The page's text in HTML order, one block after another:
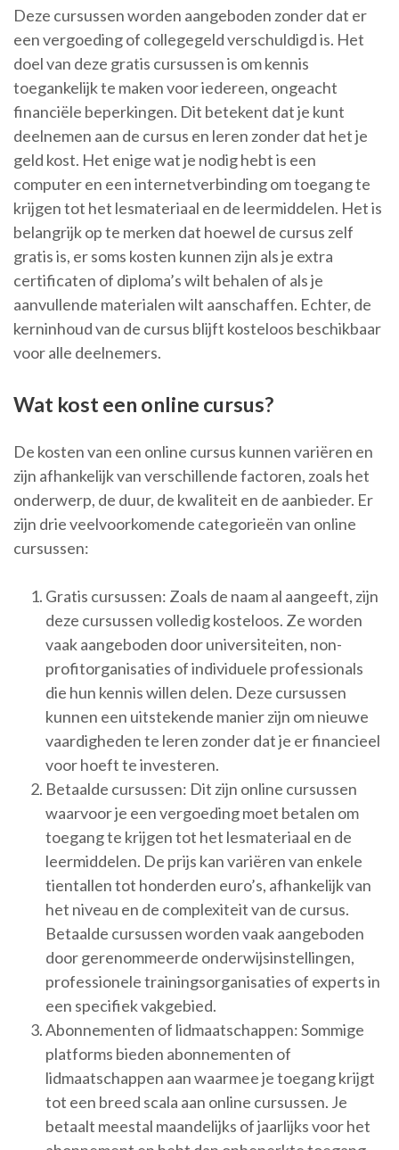
Deze cursussen worden aangeboden zonder dat er
een vergoeding of collegegeld verschuldigd is. Het
doel van deze gratis cursussen is om kennis
toegankelijk te maken voor iedereen, ongeacht
financiële beperkingen. Dit betekent dat je kunt
deelnemen aan de cursus en leren zonder dat het je
geld kost. Het enige wat je nodig hebt is een
computer en een internetverbinding om toegang te
krijgen tot het lesmateriaal en de leermiddelen. Het is
belangrijk op te merken dat hoewel de cursus zelf
gratis is, er soms kosten kunnen zijn als je extra
certificaten of diploma’s wilt behalen of als je
aanvullende materialen wilt aanschaffen. Echter, de
kerninhoud van de cursus blijft kosteloos beschikbaar
voor alle deelnemers.
Wat kost een online cursus?
De kosten van een online cursus kunnen variëren en
zijn afhankelijk van verschillende factoren, zoals het
onderwerp, de duur, de kwaliteit en de aanbieder. Er
zijn drie veelvoorkomende categorieën van online
cursussen:
Gratis cursussen: Zoals de naam al aangeeft, zijn
deze cursussen volledig kosteloos. Ze worden
vaak aangeboden door universiteiten, non-
profitorganisaties of individuele professionals
die hun kennis willen delen. Deze cursussen
kunnen een uitstekende manier zijn om nieuwe
vaardigheden te leren zonder dat je er financieel
voor hoeft te investeren.
Betaalde cursussen: Dit zijn online cursussen
waarvoor je een vergoeding moet betalen om
toegang te krijgen tot het lesmateriaal en de
leermiddelen. De prijs kan variëren van enkele
tientallen tot honderden euro’s, afhankelijk van
het niveau en de complexiteit van de cursus.
Betaalde cursussen worden vaak aangeboden
door gerenommeerde onderwijsinstellingen,
professionele trainingsorganisaties of experts in
een specifiek vakgebied.
Abonnementen of lidmaatschappen: Sommige
platforms bieden abonnementen of
lidmaatschappen aan waarmee je toegang krijgt
tot een breed scala aan online cursussen. Je
betaalt meestal maandelijks of jaarlijks voor het